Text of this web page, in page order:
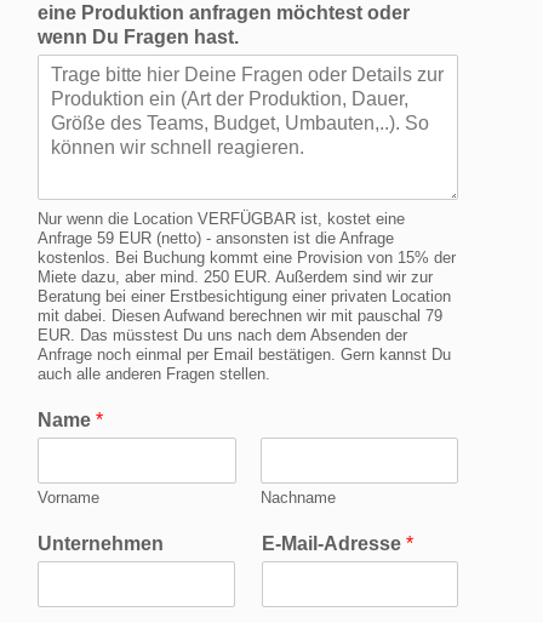
eine Produktion anfragen möchtest oder
wenn Du Fragen hast.
Nur wenn die Location VERFÜGBAR ist, kostet eine
Anfrage 59 EUR (netto) - ansonsten ist die Anfrage
kostenlos. Bei Buchung kommt eine Provision von 15% der
Miete dazu, aber mind. 250 EUR. Außerdem sind wir zur
Beratung bei einer Erstbesichtigung einer privaten Location
mit dabei. Diesen Aufwand berechnen wir mit pauschal 79
EUR. Das müsstest Du uns nach dem Absenden der
Anfrage noch einmal per Email bestätigen. Gern kannst Du
auch alle anderen Fragen stellen.
Name *
Vorname Nachname
Unternehmen E-Mail-Adresse *